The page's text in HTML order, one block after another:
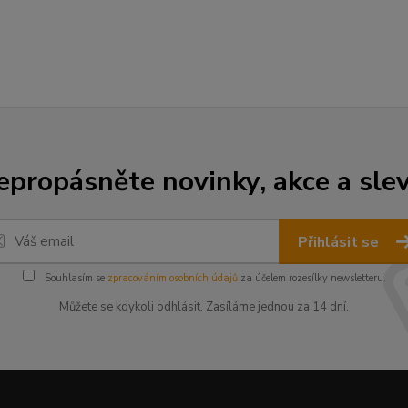
novinky, akce a
Přihlásit se
Souhlasím se zpracováním osobních údajůza účelem rozesílky newsletteru.
Můžete se kdykoli odhlásit. Zasíláme jednou za 14 dní.